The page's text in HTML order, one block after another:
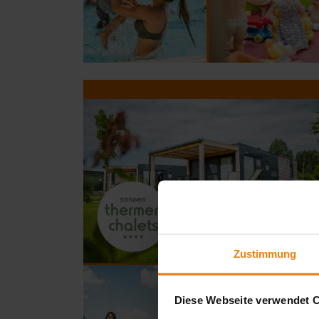
Zustimmung
Diese Webseite verwendet